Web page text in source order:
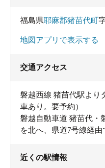
福島県耶麻郡猪苗代町
地図アプリで表示する
交通アクセス
磐越西線 猪苗代駅より
車あり。要予約）
磐越自動車道 猪苗代・
を北へ、県道7号線経由
近くの駅情報